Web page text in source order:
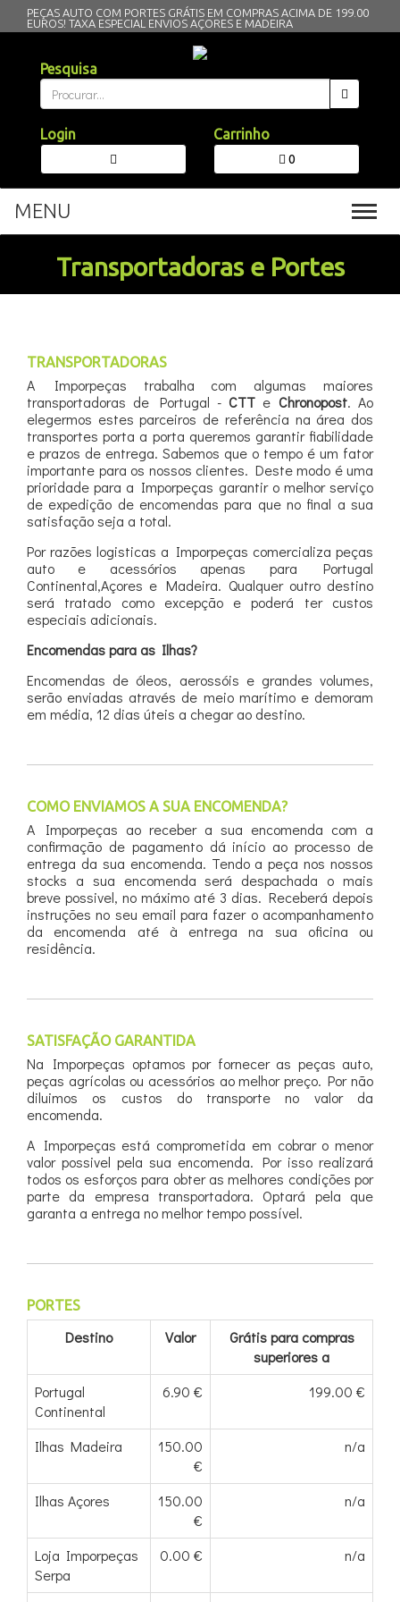
PEÇAS AUTO COM PORTES GRÁTIS EM COMPRAS ACIMA DE 199.00
EUROS! TAXA ESPECIAL ENVIOS AÇORES E MADEIRA
Pesquisa
Login Carrinho
0
MENU
Transportadoras e Portes
TRANSPORTADORAS
A Imporpeças trabalha com algumas maiores
transportadoras de Portugal - CTT e Chronopost. Ao
elegermos estes parceiros de referência na área dos
transportes porta a porta queremos garantir fiabilidade
e prazos de entrega. Sabemos que o tempo é um fator
importante para os nossos clientes. Deste modo é uma
prioridade para a Imporpeças garantir o melhor serviço
de expedição de encomendas para que no final a sua
satisfação seja a total.
Por razões logisticas a Imporpeças comercializa peças
auto e acessórios apenas para Portugal
Continental,Açores e Madeira. Qualquer outro destino
será tratado como excepção e poderá ter custos
especiais adicionais.
Encomendas para as Ilhas?
Encomendas de óleos, aerossóis e grandes volumes,
serão enviadas através de meio marítimo e demoram
em média, 12 dias úteis a chegar ao destino.
COMO ENVIAMOS A SUA ENCOMENDA?
A Imporpeças ao receber a sua encomenda com a
confirmação de pagamento dá início ao processo de
entrega da sua encomenda. Tendo a peça nos nossos
stocks a sua encomenda será despachada o mais
breve possivel, no máximo até 3 dias. Receberá depois
instruções no seu email para fazer o acompanhamento
da encomenda até à entrega na sua oficina ou
residência.
SATISFAÇÃO GARANTIDA
Na Imporpeças optamos por fornecer as peças auto,
peças agrícolas ou acessórios ao melhor preço. Por não
diluimos os custos do transporte no valor da
encomenda.
A Imporpeças está comprometida em cobrar o menor
valor possivel pela sua encomenda. Por isso realizará
todos os esforços para obter as melhores condições por
parte da empresa transportadora. Optará pela que
garanta a entrega no melhor tempo possível.
PORTES
Destino Valor
Grátis para compras
superiores a
Portugal
Continental
6.90 € 199.00 €
Ilhas Madeira
150.00
€
n/a
Ilhas Açores
150.00
€
n/a
Loja Imporpeças
Serpa
0.00 € n/a